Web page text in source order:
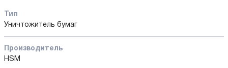
Тип
Уничтожитель бумаг
Производитель
HSM